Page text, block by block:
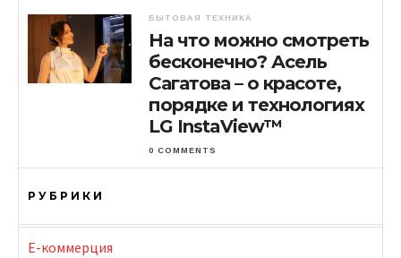
БЫТОВАЯ ТЕХНИКА
На что можно смотреть
бесконечно? Асель
Сагатова – о красоте,
порядке и технологиях
LG InstaView™
0 COMMENTS
РУБРИКИ
E-коммерция